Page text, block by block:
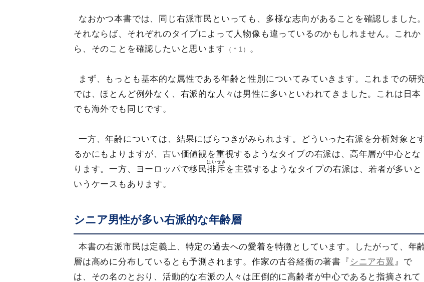
なおかつ本書では、同じ右派市民といっても、多様な志向があることを確認しました。
それならば、それぞれのタイプによって人物像も違っているのかもしれません。これか
ら、そのことを確認したいと思います
（＊1） 。
まず、もっとも基本的な属性である年齢と性別についてみていきます。これまでの研
では、ほとんど例外なく、右派的な人々は男性に多いといわれてきました。これは日本
でも海外でも同じです。
一方、年齢については、結果にばらつきがみられます。どういった右派を分析対象と
るかにもよりますが、古い価値観を重視するようなタイプの右派は、高年層が中心とな
ります。一方、ヨーロッパで移民排斥
はいせき
を主張するようなタイプの右派は、若者が多いと
いうケースもあります。
シニア男性が多い右派的な年齢層
本書の右派市民は定義上、特定の過去への愛着を特徴としています。したがって、年
層は高めに分布しているとも予測されます。作家の古谷経衡の著書『 シニア右翼』で
は、その名のとおり、活動的な右派の人々は圧倒的に高齢者が中心であると指摘されて